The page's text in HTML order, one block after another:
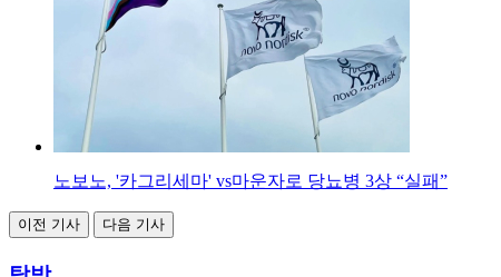
노보노, '카그리세마' vs마운자로 당뇨병 3상 “실패”
이전 기사 다음 기사